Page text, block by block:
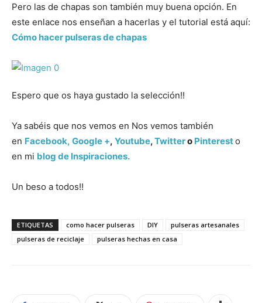
Pero las de chapas son también muy buena opción. En
este enlace nos enseñan a hacerlas y el tutorial está aquí:
Cómo hacer pulseras de chapas
Espero que os haya gustado la selección!!
Ya sabéis que nos vemos en Nos vemos también
en Facebook, Google +, Youtube,Twittero Pinteresto
en mi blog de Inspiraciones.
Un beso a todos!!
ETIQUETAS como hacer pulseras DIY
pulseras artesanales
pulseras de reciclaje
pulseras hechas en casa